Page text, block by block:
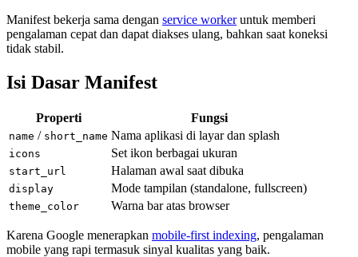
Manifest bekerja sama dengan service workeruntuk memberi
pengalaman cepat dan dapat diakses ulang, bahkan saat koneksi
tidak stabil.
Isi Dasar Manifest
Properti Fungsi
name / short_name Nama aplikasi di layar dan splash
icons Set ikon berbagai ukuran
start_url Halaman awal saat dibuka
display Mode tampilan (standalone, fullscreen)
theme_color Warna bar atas browser
Karena Google menerapkan mobile-first indexing, pengalaman
mobile yang rapi termasuk sinyal kualitas yang baik.